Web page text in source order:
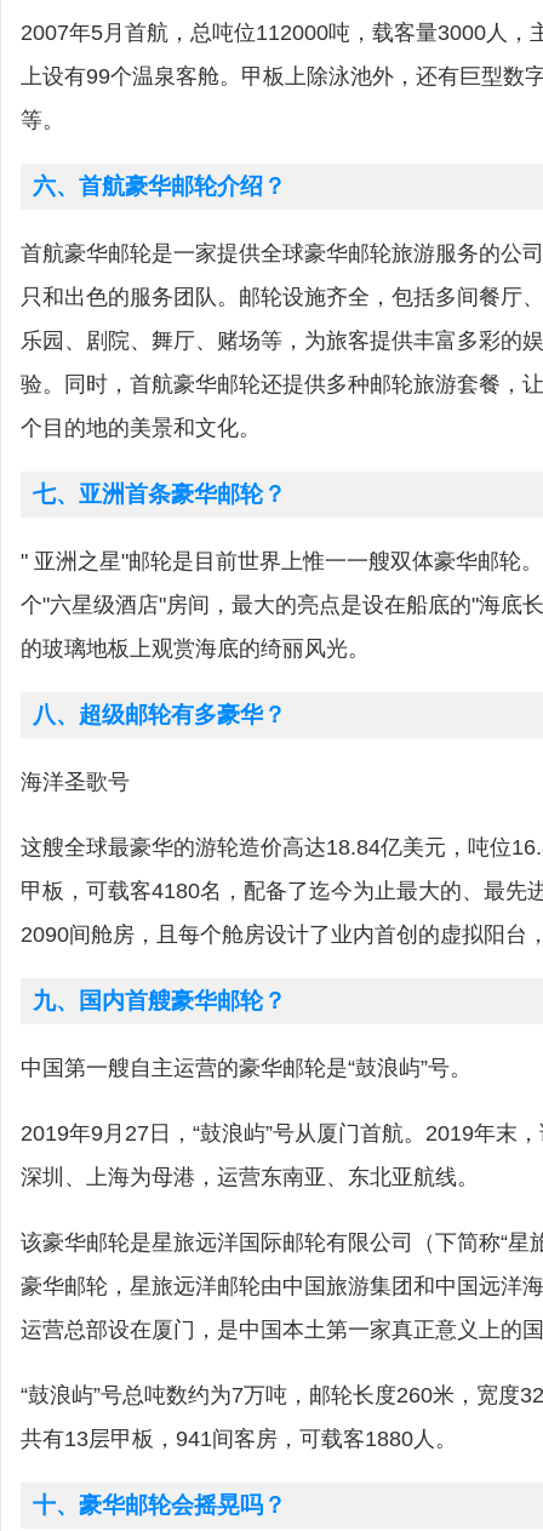
2007年5月首航，总吨位112000吨，载客量3000人，
上设有99个温泉客舱。甲板上除泳池外，还有巨型数
等。
六、首航豪华邮轮介绍？
首航豪华邮轮是一家提供全球豪华邮轮旅游服务的公
只和出色的服务团队。邮轮设施齐全，包括多间餐厅
乐园、剧院、舞厅、赌场等，为旅客提供丰富多彩的
验。同时，首航豪华邮轮还提供多种邮轮旅游套餐，
个目的地的美景和文化。
七、亚洲首条豪华邮轮？
" 亚洲之星"邮轮是目前世界上惟一一艘双体豪华邮轮
个"六星级酒店"房间，最大的亮点是设在船底的"海底
的玻璃地板上观赏海底的绮丽风光。
八、超级邮轮有多豪华？
海洋圣歌号
这艘全球最豪华的游轮造价高达18.84亿美元，吨位
甲板，可载客4180名，配备了迄今为止最大的、最先
2090间舱房，且每个舱房设计了业内首创的虚拟阳台
九、国内首艘豪华邮轮？
中国第一艘自主运营的豪华邮轮是“鼓浪屿”号。
2019年9月27日，“鼓浪屿”号从厦门首航。2019年末
深圳、上海为母港，运营东南亚、东北亚航线。
该豪华邮轮是星旅远洋国际邮轮有限公司（下简称“星
豪华邮轮，星旅远洋邮轮由中国旅游集团和中国远洋
运营总部设在厦门，是中国本土第一家真正意义上的
“鼓浪屿”号总吨数约为7万吨，邮轮长度260米，宽度
共有13层甲板，941间客房，可载客1880人。
十、豪华邮轮会摇晃吗？